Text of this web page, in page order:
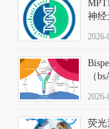
神经
以盐
体
用即
部
拟帕
2026-
（
2026-
荧光